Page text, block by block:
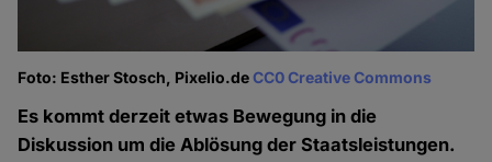
Foto: Esther Stosch, Pixelio.deCC0 Creative Commons
Es kommt derzeit etwas Bewegung in die
Diskussion um die Ablösung der Staatsleistungen.